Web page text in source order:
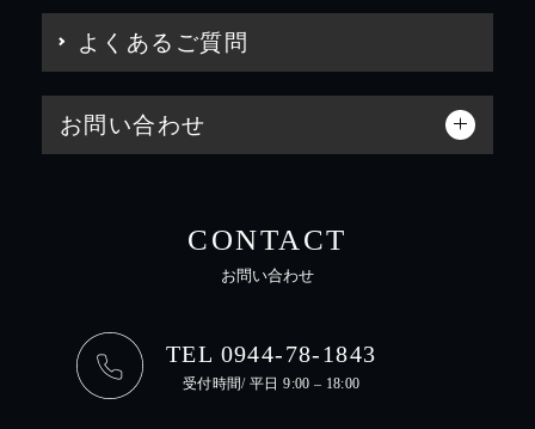
よくあるご質問
お問い合わせ
CONTACT
お問い合わせ
TEL 0944-78-1843
受付時間/ 平日 9:00 – 18:00